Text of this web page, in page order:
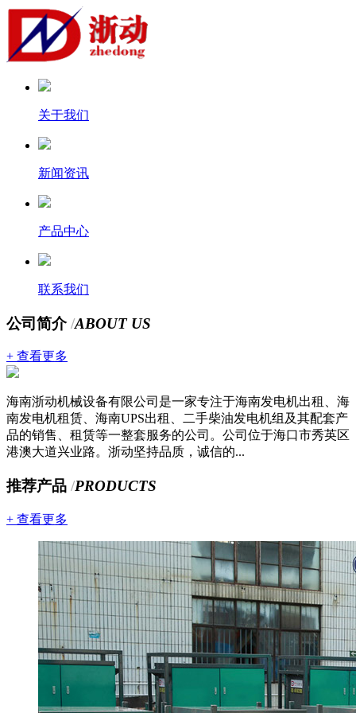
关于我们
新闻资讯
产品中心
联系我们
公司简介/ABOUT US
+ 查看更多
海南浙动机械设备有限公司是一家专注于海南发电机出租、海
南发电机租赁、海南UPS出租、二手柴油发电机组及其配套产
品的销售、租赁等一整套服务的公司。公司位于海口市秀英区
港澳大道兴业路。浙动坚持品质，诚信的...
推荐产品 /PRODUCTS
+ 查看更多